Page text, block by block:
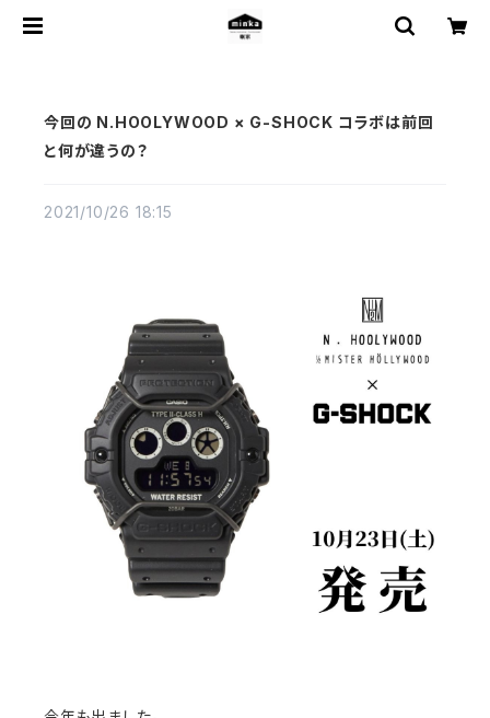
今回の N.HOOLYWOOD × G-SHOCK コラボは前回
と何が違うの？
2021/10/26 18:15